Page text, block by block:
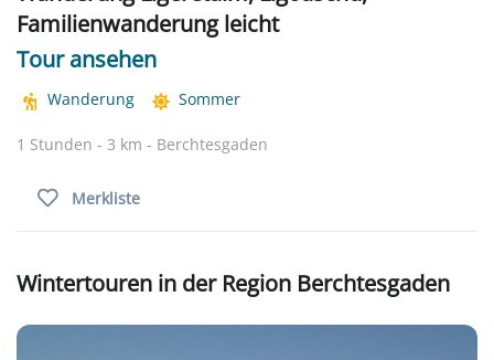
Familienwanderung leicht
Tour ansehen
Wanderung Sommer
1 Stunden - 3 km - Berchtesgaden
Merkliste
Wintertouren in der Region Berchtesgaden